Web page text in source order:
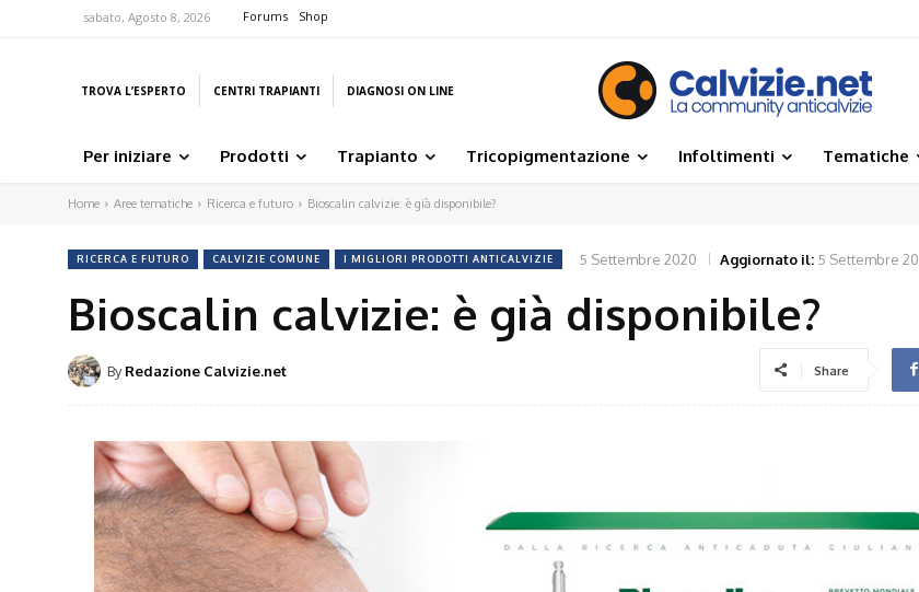
sabato, Agosto 8, 2026 Forums Shop
TROVA L’ESPERTO CENTRI TRAPIANTI DIAGNOSI ON LINE
Per iniziare Prodotti Trapianto Tricopigmentazione Infoltimenti Tematiche
Home Aree tematiche Ricerca e futuro Bioscalin calvizie: è già disponibile?
RICERCA E FUTURO CALVIZIE COMUNE I MIGLIORI PRODOTTI ANTICALVIZIE 5 Settembre 2020 Aggiornato il: 5 Settembre
Bioscalin calvizie: è già disponibile?
By Redazione Calvizie.net Share